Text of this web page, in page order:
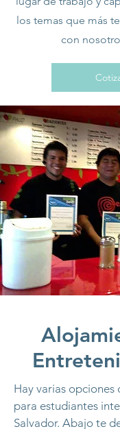
los temas que más
con
Hay varias
para estudiantes
Salvador. Abajo te